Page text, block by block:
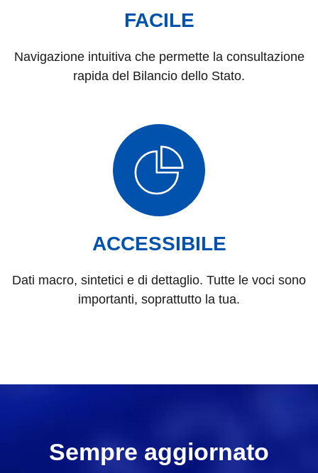
FACILE
Navigazione intuitiva che permette la consultazione
rapida del Bilancio dello Stato.
ACCESSIBILE
Dati macro, sintetici e di dettaglio. Tutte le voci sono
importanti, soprattutto la tua.
Sempre aggiornato